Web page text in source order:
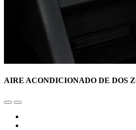
AIRE ACONDICIONADO DE DOS